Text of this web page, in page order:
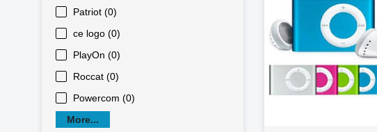
Patriot (0)
ce logo (0)
PlayOn (0)
Roccat (0)
Powercom (0)
More...